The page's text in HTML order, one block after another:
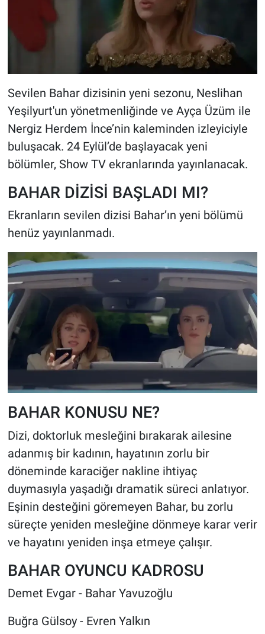
Sevilen Bahar dizisinin yeni sezonu, Neslihan
Yeşilyurt'un yönetmenliğinde ve Ayça Üzüm ile
Nergiz Herdem İnce’nin kaleminden izleyiciyle
buluşacak. 24 Eylül’de başlayacak yeni
bölümler, Show TV ekranlarında yayınlanacak.
BAHAR DİZİSİ BAŞLADI MI?
Ekranların sevilen dizisi Bahar’ın yeni bölümü
henüz yayınlanmadı.
BAHAR KONUSU NE?
Dizi, doktorluk mesleğini bırakarak ailesine
adanmış bir kadının, hayatının zorlu bir
döneminde karaciğer nakline ihtiyaç
duymasıyla yaşadığı dramatik süreci anlatıyor.
Eşinin desteğini göremeyen Bahar, bu zorlu
süreçte yeniden mesleğine dönmeye karar verir
ve hayatını yeniden inşa etmeye çalışır.
BAHAR OYUNCU KADROSU
Demet Evgar - Bahar Yavuzoğlu
Buğra Gülsoy - Evren Yalkın